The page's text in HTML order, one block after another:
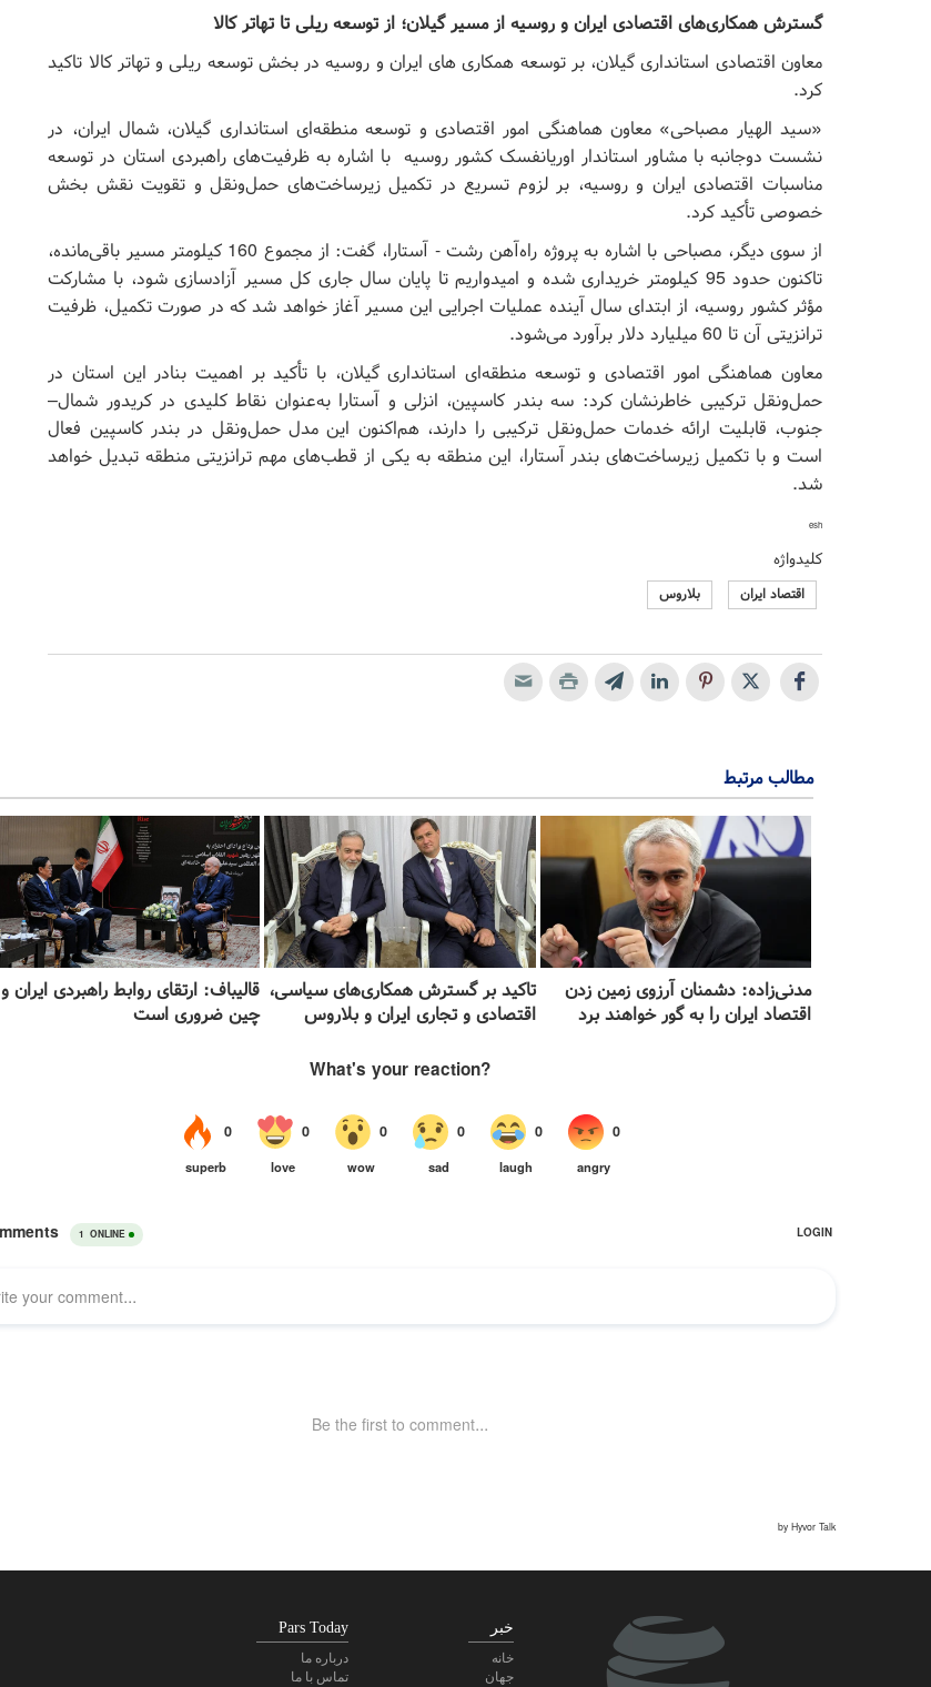
گسترش همکاری‌های اقتصادی ایران و روسیه از مسیر گیلان؛ از توسعه ریلی تا تهاتر کالا
معاون اقتصادی استانداری گیلان، بر توسعه همکاری های ایران و روسیه در بخش توسعه ریلی و تهاتر کالا تاکید
کرد.
«سید الهیار مصباحی» معاون هماهنگی امور اقتصادی و توسعه منطقه‌ای استانداری گیلان، شمال ایران، در
نشست دوجانبه با مشاور استاندار اوریانفسک کشور روسیه با اشاره به ظرفیت‌های راهبردی استان در توسعه
مناسبات اقتصادی ایران و روسیه، بر لزوم تسریع در تکمیل زیرساخت‌های حمل‌ونقل و تقویت نقش بخش
خصوصی تأکید کرد.
از سوی دیگر، مصباحی با اشاره به پروژه راه‌آهن رشت - آستارا، گفت: از مجموع 160 کیلومتر مسیر باقی‌مانده،
تاکنون حدود 95 کیلومتر خریداری شده و امیدواریم تا پایان سال جاری کل مسیر آزادسازی شود، با مشارکت
مؤثر کشور روسیه، از ابتدای سال آینده عملیات اجرایی این مسیر آغاز خواهد شد که در صورت تکمیل، ظرفیت
ترانزیتی آن تا 60 میلیارد دلار برآورد می‌شود.
معاون هماهنگی امور اقتصادی و توسعه منطقه‌ای استانداری گیلان، با تأکید بر اهمیت بنادر این استان در
حمل‌ونقل ترکیبی خاطرنشان کرد: سه بندر کاسپین، انزلی و آستارا به‌عنوان نقاط کلیدی در کریدور شمال–
جنوب، قابلیت ارائه خدمات حمل‌ونقل ترکیبی را دارند، هم‌اکنون این مدل حمل‌ونقل در بندر کاسپین فعال
است و با تکمیل زیرساخت‌های بندر آستارا، این منطقه به یکی از قطب‌های مهم ترانزیتی منطقه تبدیل خواهد
شد.
esh
کلیدواژه
اقتصاد ایران بلاروس
مطالب مرتبط
مدنی‌زاده: دشمنان آرزوی زمین زدن
اقتصاد ایران را به گور خواهند برد
تاکید بر گسترش همکاری‌های سیاسی،
اقتصادی و تجاری ایران و بلاروس
قالیباف: ارتقای روابط راهبردی ایران و
چین ضروری است
خبر
خانه
جهان
Pars Today
درباره ما
تماس با ما